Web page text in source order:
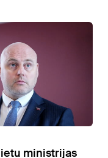
par